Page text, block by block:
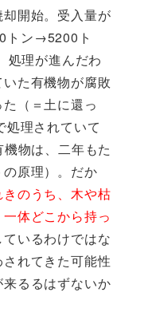
開始。受入量が
トン→5200ト
処理が進んだわ
た有機物が腐敗
（＝土に還っ
処理されていて
物は、二年もた
原理）。だか
きのうち、木や枯
体どこから持っ
いるわけではな
れてきた可能性
るるはずないか